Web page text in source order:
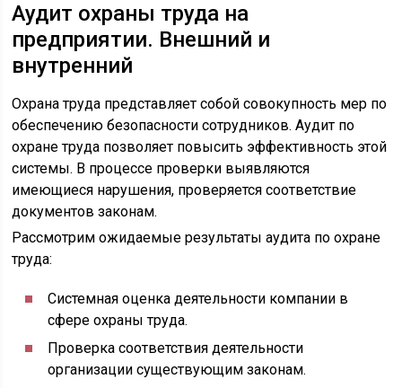
Аудит охраны труда на
предприятии. Внешний и
внутренний
Охрана труда представляет собой совокупность мер по
обеспечению безопасности сотрудников. Аудит по
охране труда позволяет повысить эффективность этой
системы. В процессе проверки выявляются
имеющиеся нарушения, проверяется соответствие
документов законам.
Рассмотрим ожидаемые результаты аудита по охране
труда:
Системная оценка деятельности компании в
сфере охраны труда.
Проверка соответствия деятельности
организации существующим законам.